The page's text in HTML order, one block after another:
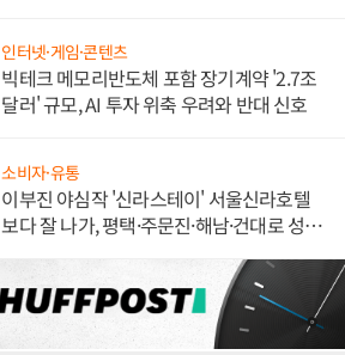
인터넷·게임·콘텐츠
빅테크 메모리반도체 포함 장기계약 '2.7조
달러' 규모, AI 투자 위축 우려와 반대 신호
소비자·유통
이부진 야심작 '신라스테이' 서울신라호텔
보다 잘 나가, 평택·주문진·해남·건대로 성